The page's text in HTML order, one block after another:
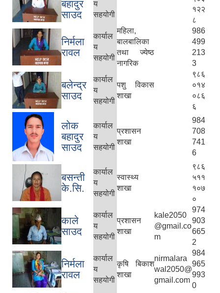
बहादुर
साउद
य
सहयोगी
१२२
८
निर्मला
रावल
कार्याल
य
सहयोगी
महिला,
बालबालिका
तथा ज्येष्ठ
नागरिक
986
499
213
3
बलेन्द्र
साउद
कार्याल
य
सहयोगी
पशु विकास
शाखा
९८६
०१४
०८६
६
लोक
बहादुर
साउद
कार्याल
य
सहयोगी
प्रशासन
शाखा
984
708
741
6
बसन्ती
के.सि.
कार्याल
य
सहयोगी
स्वास्थ्य
शाखा
९८६
५११
१०७
०
काले
साउद
कार्याल
य
सहयोगी
प्रशासन
शाखा
kale2050
@gmail.co
m
974
903
665
2
निर्मला
रावल
कार्याल
य
सहयोगी
कृषि बिकाश
शाखा
nirmalara
wal2050@
gmail.com
984
965
993
0